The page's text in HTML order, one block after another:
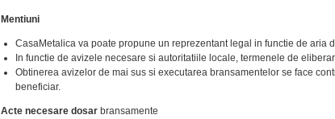
Mentiuni
CasaMetalica va poate propune un reprezentant legal in functie de aria
In functie de avizele necesare si autoritatiile locale, termenele de
Obtinerea avizelor de mai sus si executarea bransamentelor se face
beneficiar.
Acte necesare dosar bransamente